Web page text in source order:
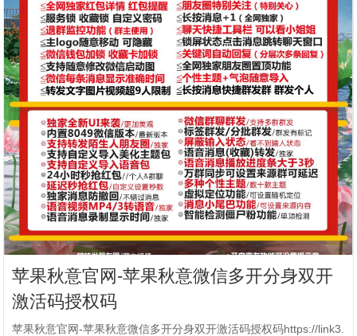
苹果秋意官网-苹果秋意微信多开分身双开
激活码授权码
苹果秋意官网-苹果秋意微信多开分身双开激活码授权码https://link3.